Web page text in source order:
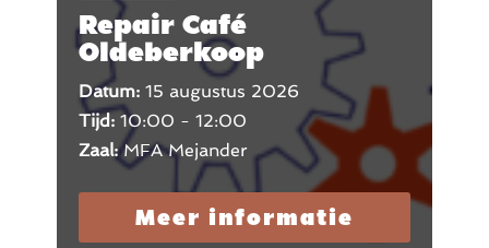
Repair Café
Oldeberkoop
Datum: 15 augustus 2026
Tijd: 10:00 - 12:00
Zaal:MFA Mejander
Meer informatie